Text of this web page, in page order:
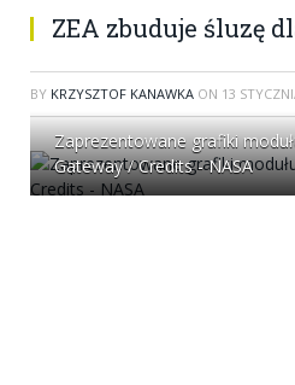
ZEA zbuduje śluzę
BY KRZYSZTOF KANAWKA ON 13
Zaprezentowane grafiki
Gateway / Credits - NASA